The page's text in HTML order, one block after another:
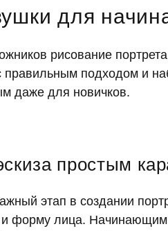
для
рисование
подходом и
даже для новичков.
простым
этап в создании
форму лица. Начинающим